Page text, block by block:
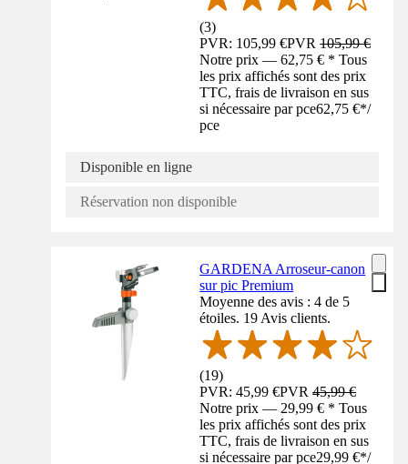
(3)
PVR: 105,99 €PVR105,99 €
Notre prix — 62,75 € * Tous
les prix affichés sont des prix
TTC, frais de livraison en sus
si nécessaire par pce62,75 €*/
pce
Disponible en ligne
Réservation non disponible
GARDENA Arroseur-canon
sur pic Premium
Moyenne des avis : 4 de 5
étoiles. 19 Avis clients.
(19)
PVR: 45,99 €PVR45,99 €
Notre prix — 29,99 € * Tous
les prix affichés sont des prix
TTC, frais de livraison en sus
si nécessaire par pce29,99 €*/